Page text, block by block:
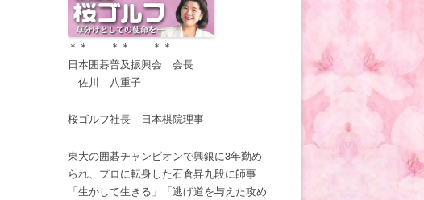
＊＊ ＊＊ ＊＊
日本囲碁普及振興会 会長
佐川 八重子
桜ゴルフ社長 日本棋院理事
東大の囲碁チャンピオンで興銀に3年勤め
られ、プロに転身した石倉昇九段に師事
「生かして生きる」「逃げ道を与えた攻め